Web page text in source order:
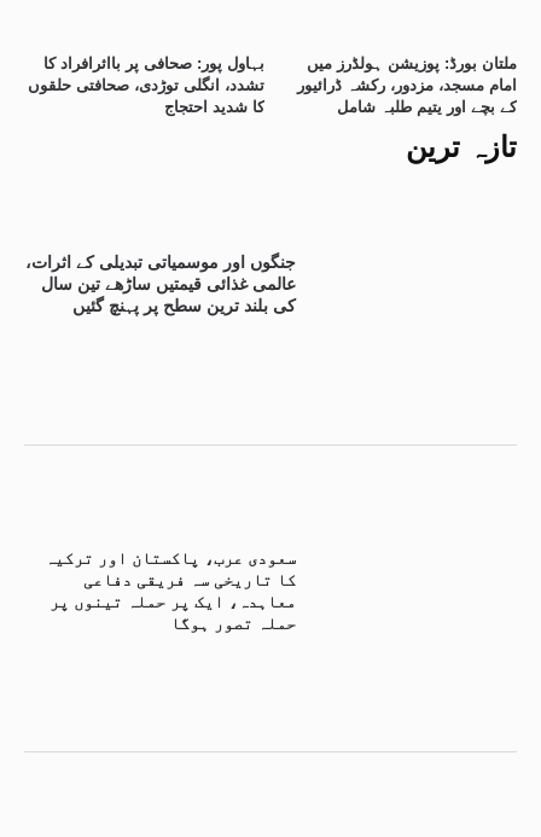
تازہ ترین
جنگوں اور موسمیاتی تبدیلی کے اثرات،
عالمی غذائی قیمتیں ساڑھے تین سال
کی بلند ترین سطح پر پہنچ گئیں
سعودی عرب، پاکستان اور ترکیہ
کا تاریخی سہ فریقی دفاعی
معاہدہ، ایک پر حملہ تینوں پر
حملہ تصور ہوگا
بہاول پور: صحافی پر بااثرافراد کا
تشدد، انگلی توڑدی، صحافتی حلقوں
کا شدید احتجاج
ملتان بورڈ: پوزیشن ہولڈرز میں
امام مسجد، مزدور، رکشہ ڈرائیور
کے بچے اور یتیم طلبہ شامل